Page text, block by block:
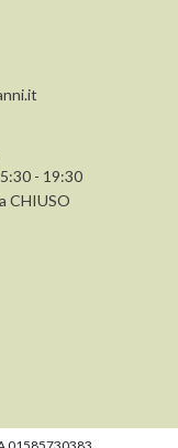
- 19:30
CHIUSO